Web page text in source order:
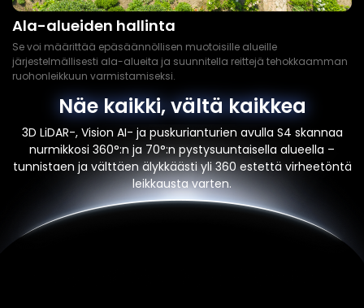
Ala-alueiden hallinta
Se voi määrittää epäsäännöllisen muotoisille alueille
järjestelmällisesti ala-alueita ja suunnitella reittejä tehokkaamman
ruohonleikkuun varmistamiseksi.
Näe kaikki, vältä kaikkea
3D LiDAR-, Vision AI- ja puskurianturien avulla S4 skannaa
nurmikkosi 360°:n ja 70°:n pystysuuntaisella alueella –
tunnistaen ja välttäen älykkäästi yli 360 estettä virheetöntä
leikkausta varten.